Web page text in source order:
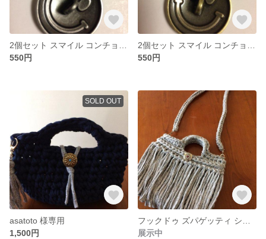
550円
550円
SOLD OUT
asatoto 様専用
1,500円
展示中